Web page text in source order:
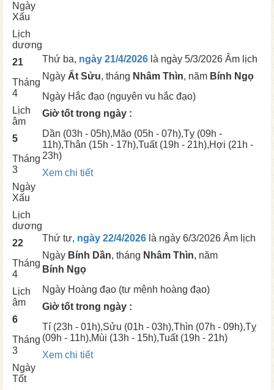
Ngày
Xấu
Lịch
dương
21
Tháng
4
Lịch
âm
5
Tháng
3
Ngày
Xấu
Thứ ba, ngày 21/4/2026 là ngày 5/3/2026 Âm lịch
Ngày Ất Sửu, tháng Nhâm Thìn, năm Bính Ngọ
Ngày Hắc đạo (nguyên vu hắc đạo)
Giờ tốt trong ngày :
Dần (03h - 05h),Mão (05h - 07h),Tỵ (09h -
11h),Thân (15h - 17h),Tuất(19h - 21h),Hợi (21h -
23h)
Xem chi tiết
Lịch
dương
22
Tháng
4
Lịch
âm
6
Tháng
3
Ngày
Tốt
Thứ tư, ngày 22/4/2026 là ngày 6/3/2026 Âm lịch
Ngày Bính Dần, tháng Nhâm Thìn, năm
Bính Ngọ
Ngày Hoàng đạo (tư mệnh hoàng đạo)
Giờ tốt trong ngày :
Tí (23h - 01h),Sửu (01h - 03h),Thìn (07h - 09h),Tỵ
(09h - 11h),Mùi (13h - 15h),Tuất(19h - 21h)
Xem chi tiết